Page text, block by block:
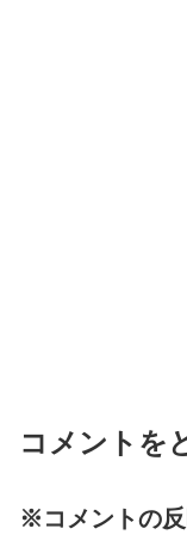
コメントを
※コメントの